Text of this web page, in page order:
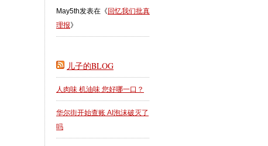
May5th发表在《 回忆我们批真
理报》
儿子的BLOG
人肉味 机油味 您好哪一口？
华尔街开始查账 AI泡沫破灭了
吗